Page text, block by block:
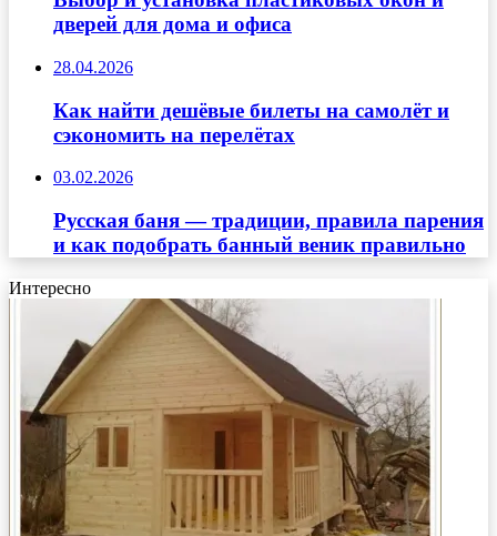
дверей для дома и офиса
28.04.2026
Как найти дешёвые билеты на самолёт и
сэкономить на перелётах
03.02.2026
Русская баня — традиции, правила парения
и как подобрать банный веник правильно
Интересно